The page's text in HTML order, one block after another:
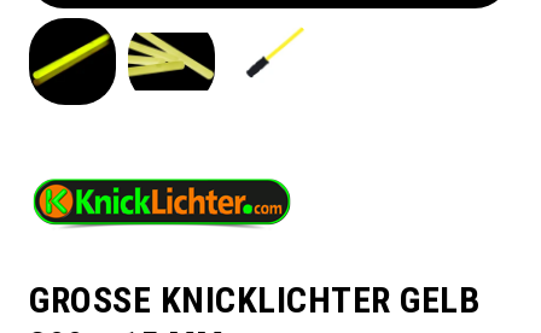
GROSSE KNICKLICHTER GELB 3